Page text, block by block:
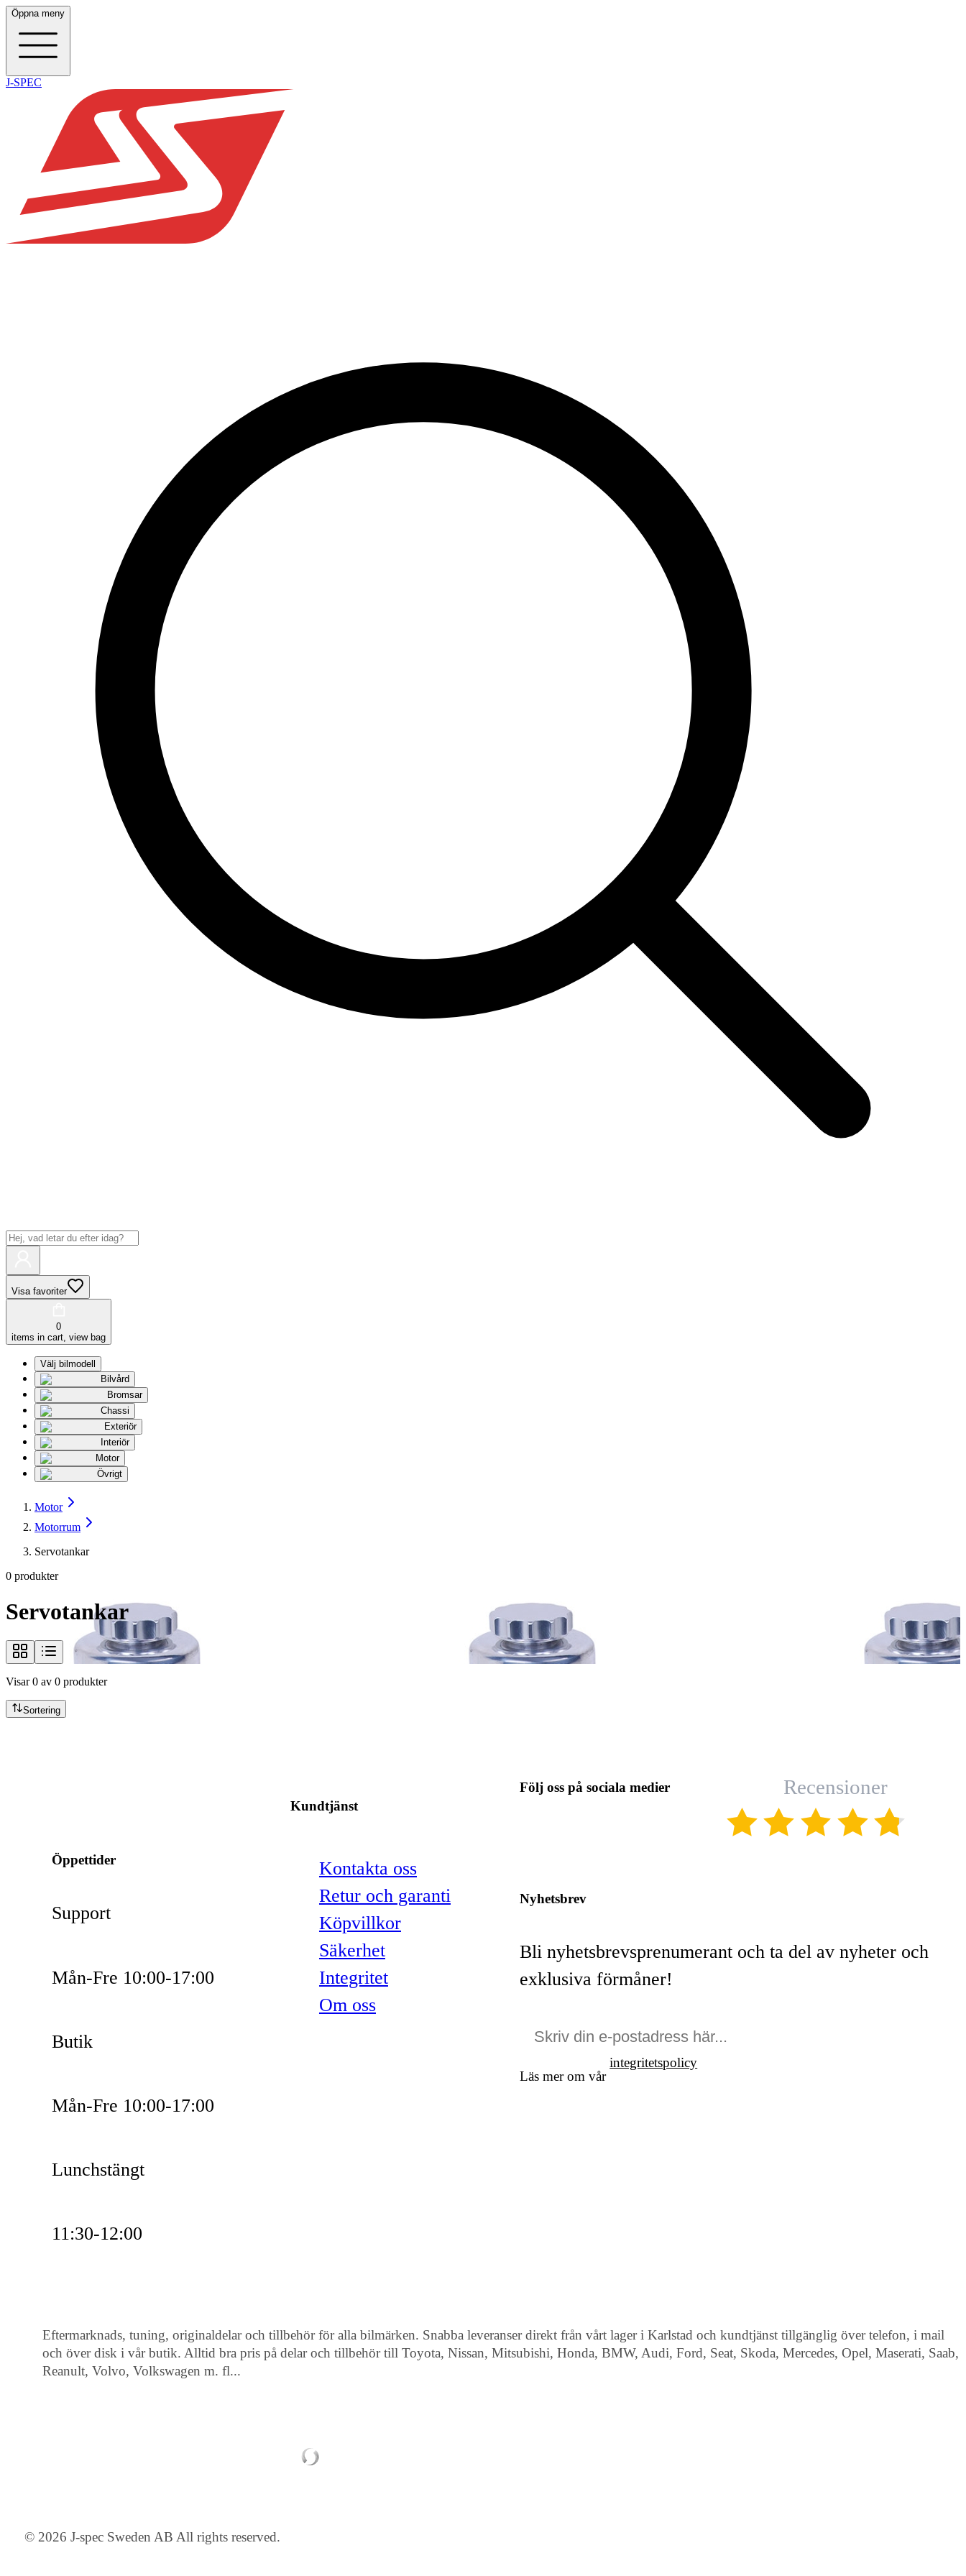
Öppna meny
J-SPEC
Visa favoriter
0
items in cart, view bag
Välj bilmodell
Bilvård
Bromsar
Chassi
Exteriör
Interiör
Motor
Övrigt
Motor
Motorrum
Servotankar
0 produkter
Servotankar
Visar0 av 0 produkter
Sortering
Öppettider
Support
Mån-Fre 10:00-17:00
Butik
Mån-Fre 10:00-17:00
Lunchstängt
11:30-12:00
Kundtjänst
Kontakta oss
Retur och garanti
Köpvillkor
Säkerhet
Integritet
Om oss
Följ oss på sociala medier
Recensioner
Nyhetsbrev
Bli nyhetsbrevsprenumerant och ta del av nyheter och
exklusiva förmåner!
Läs mer om vår
integritetspolicy
Eftermarknads, tuning, originaldelar och tillbehör för alla bilmärken. Snabba leveranser direkt från vårt lager i Karlstad och kundtjänst tillgänglig över telefon, i mail
och över disk i vår butik. Alltid bra pris på delar och tillbehör till Toyota, Nissan, Mitsubishi, Honda, BMW, Audi, Ford, Seat, Skoda, Mercedes, Opel, Maserati, Saab,
Reanult, Volvo, Volkswagen m. fl...
© 2026 J-spec Sweden AB All rights reserved.